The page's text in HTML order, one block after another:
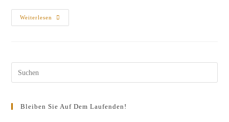
Weiterlesen
Kulinarische
Weinprobe
Bleiben Sie Auf Dem Laufenden!